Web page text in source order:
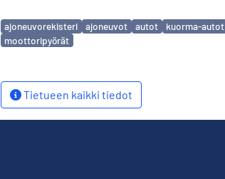
Avainsanat
ajoneuvorekisteri ajoneuvot autot kuorma-autot
moottoripyörät
Tietueen kaikki tiedot